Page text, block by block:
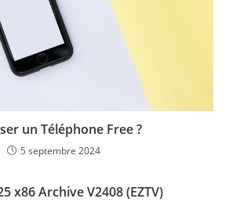
un Téléphone Free ?
5 septembre 2024
x86 Archive V2408 (EZTV)